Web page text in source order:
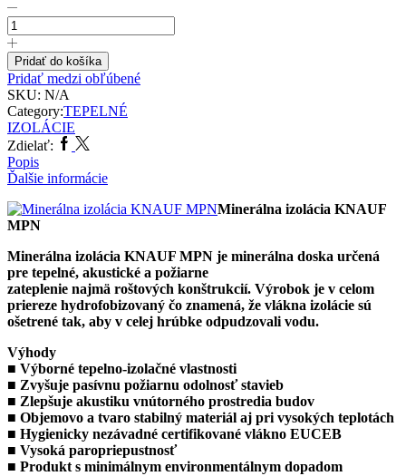
Pridať do košíka
Pridať medzi obľúbené
SKU: N/A
Category:TEPELNÉ
IZOLÁCIE
Zdielať:
Popis
Ďalšie informácie
Minerálna izolácia KNAUF
MPN
Minerálna izolácia KNAUF MPN je minerálna doska určená
pre tepelné, akustické a požiarne
zateplenie najmä roštových konštrukcií. Výrobok je v celom
priereze hydrofobizovaný čo znamená, že vlákna izolácie sú
ošetrené tak, aby v celej hrúbke odpudzovali vodu.
Výhody
■ Výborné tepelno-izolačné vlastnosti
■ Zvyšuje pasívnu požiarnu odolnosť stavieb
■ Zlepšuje akustiku vnútorného prostredia budov
■ Objemovo a tvaro stabilný materiál aj pri vysokých teplotách
■ Hygienicky nezávadné certifikované vlákno EUCEB
■ Vysoká paropriepustnosť
■ Produkt s minimálnym environmentálnym dopadom